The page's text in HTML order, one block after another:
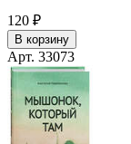
120 ₽
В корзину
Арт. 33073